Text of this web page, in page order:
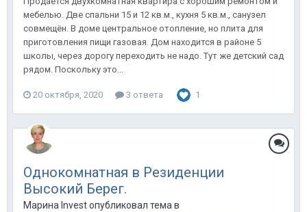
мебелью. Две спальни 15 и 12 кв.м., кухня 5 кв.м., санузел
совмещён. В доме центральное отопление, но плита для
приготовления пищи газовая. Дом находится в районе 5
школы, через дорогу переходить не надо. Тут же детский сад
рядом. Поскольку это...
20 октября, 2020 3 ответа 1
Однокомнатная в Резиденции
Высокий Берег.
Марина Invest опубликовал тема в